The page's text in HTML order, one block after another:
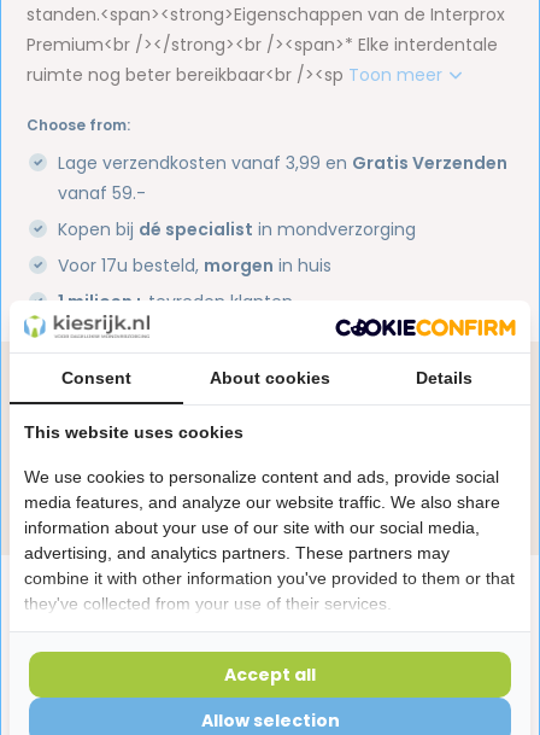
standen.<span><strong>Eigenschappen van de Interprox
Premium<br /></strong><br /><span>* Elke interdentale
ruimte nog beter bereikbaar<br /><sp Toon meer
Choose from:
Lage verzendkosten vanaf 3,99 en Gratis Verzenden
vanaf 59.-
Kopen bij dé specialist in mondverzorging
Voor 17u besteld, morgen in huis
1 miljoen+ tevreden klanten
Productomschrijving
Reviews
Heb je een vraag over dit product?
in de chat of stuur een e-mail.
Stuur e-mail
Consent About cookies Details
This website uses cookies
We use cookies to personalize content and ads, provide social
media features, and analyze our website traffic. We also share
information about your use of our site with our social media,
advertising, and analytics partners. These partners may
combine it with other information you've provided to them or that
they've collected from your use of their services.
Allow selection
Accept all